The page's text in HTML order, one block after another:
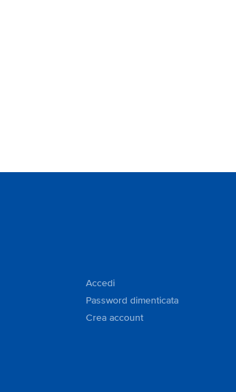
Accedi
Password dimenticata
Crea account